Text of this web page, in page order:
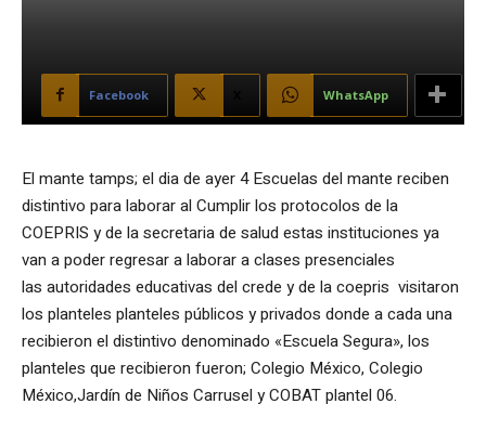
Facebook WhatsApp
El mante tamps; el dia de ayer 4 Escuelas del mante reciben
distintivo para laborar al Cumplir los protocolos de la
COEPRIS y de la secretaria de salud estas instituciones ya
van a poder regresar a laborar a clases presenciales
las autoridades educativas del crede y de la coepris visitaron
los planteles planteles públicos y privados donde a cada una
recibieron el distintivo denominado «Escuela Segura», los
planteles que recibieron fueron; Colegio México, Colegio
México,Jardín de Niños Carrusel y COBAT plantel 06.